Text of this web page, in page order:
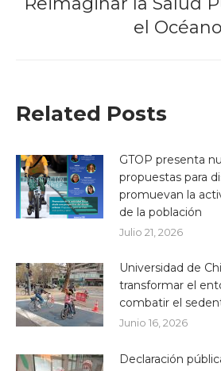
post:
el Océano
Related Posts
GTOP presenta
propuestas para
promuevan la
de la población
Julio 21, 2026
Universidad de
transformar el
combatir el
Junio 16, 2026
Declaración